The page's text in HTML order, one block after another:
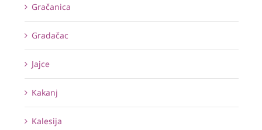
Gračanica
Gradačac
Jajce
Kakanj
Kalesija